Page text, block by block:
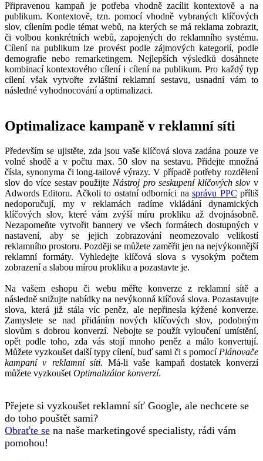
Připravenou kampaň je potřeba vhodně zacílit kontextově a na
publikum. Kontextově, tzn. pomocí vhodně vybraných klíčových
slov, cílením podle témat webů, na kterých se má reklama zobrazit,
či volbou konkrétních webů, zapojených do reklamního systému.
Cílení na publikum lze provést podle zájmových kategorií, podle
demografie nebo remarketingem. Nejlepších výsledků dosáhnete
kombinací kontextového cílení i cílení na publikum. Pro každý typ
cílení však vytvořte zvláštní reklamní sestavu, usnadní vám to
následné vyhodnocování a optimalizaci.
Optimalizace kampaně v reklamní síti
Především se ujistěte, zda jsou vaše klíčová slova zadána pouze ve
volné shodě a v počtu max. 50 slov na sestavu. Přidejte množná
čísla, synonyma či long-tailové výrazy. V případě potřeby rozdělení
slov do více sestav použijte Nástroj pro seskupení klíčových slov v
Adwords Editoru. Ačkoli to ostatní odborníci nasprávu PPC příliš
nedoporučují, my v reklamách radíme vkládání dynamických
klíčových slov, které vám zvýší míru prokliku až dvojnásobně.
Nezapomeňte vytvořit bannery ve všech formátech dostupných v
nastavení, aby se jejich zobrazování neomezovalo velikostí
reklamního prostoru. Později se můžete zaměřit jen na nejvýkonnější
reklamní formáty. Vyhledejte klíčová slova s vysokým počtem
zobrazení a slabou mírou prokliku a pozastavte je.
Na vašem eshopu či webu měřte konverze z reklamní sítě a
následně snižujte nabídky na nevýkonná klíčová slova. Pozastavujte
slova, která již stála víc peněz, ale nepřinesla kýžené konverze.
Zamyslete se nad přidáním nových klíčových slov, podobným
slovům s dobrou konverzí. Nebojte se použít vyloučení umístění,
opět podle toho, zda vás stojí mnoho peněz a málo konvertují.
Můžete vyzkoušet další typy cílení, buď sami či s pomocí Plánovače
kampaní v reklamní síti. Má-li vaše kampaň dostatek konverzí
můžete vyzkoušet Optimalizátor konverzí.
Přejete si vyzkoušet reklamní síť Google, ale nechcete se
do toho pouštět sami?
Obraťte se na naše marketingové specialisty, rádi vám
pomohou!